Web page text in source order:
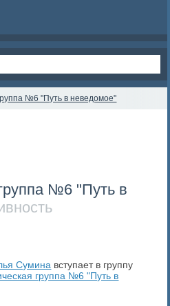
№6 "Путь в неведомое"
№6 "Путь в
Сумина вступает в группу
группа №6 "Путь в